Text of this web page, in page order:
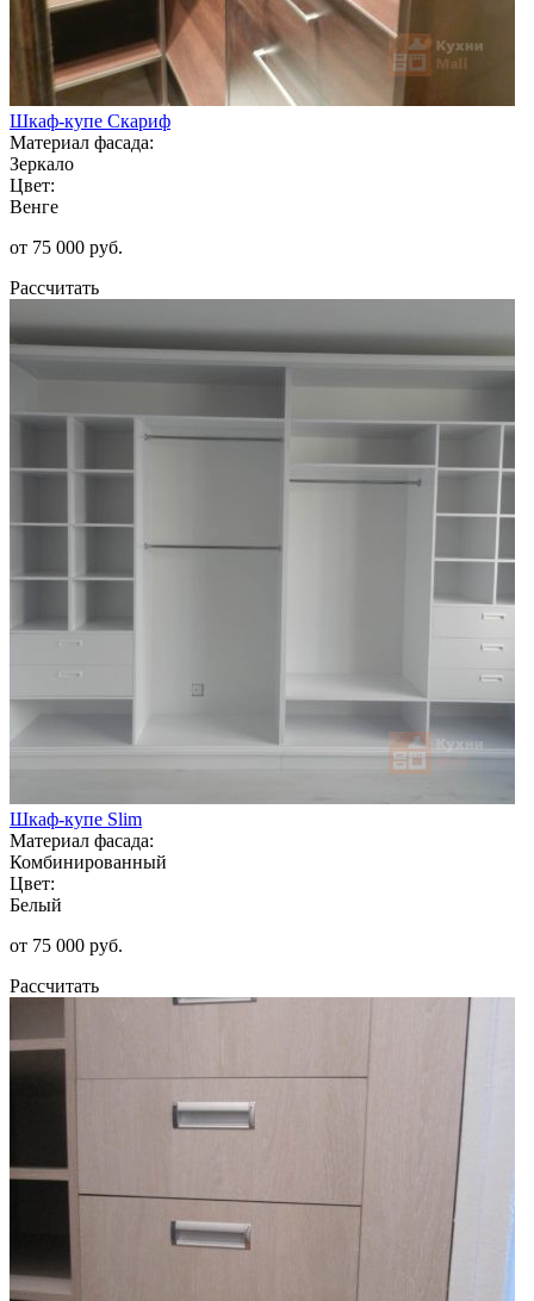
Шкаф-купе Скариф
Материал фасада:
Зеркало
Цвет:
Венге
от 75 000 руб.
Рассчитать
Шкаф-купе Slim
Материал фасада:
Комбинированный
Цвет:
Белый
от 75 000 руб.
Рассчитать